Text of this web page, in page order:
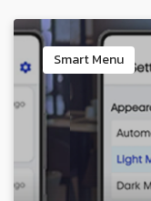
Smart Menu